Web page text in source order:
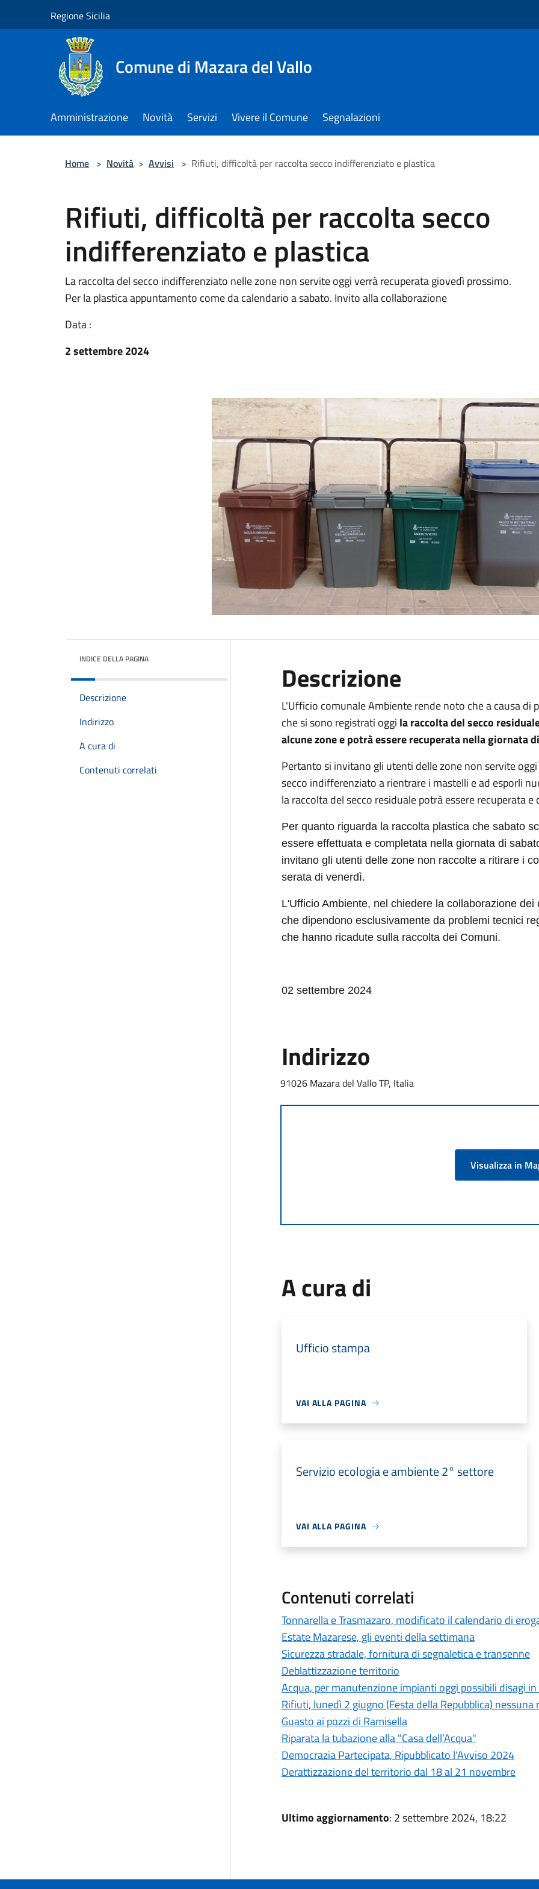
Regione Sicilia
Comune di Mazara del Vallo
Amministrazione Novità Servizi Vivere il Comune Segnalazioni
Home > Novità > Avvisi > Rifiuti, difficoltà per raccolta secco indifferenziato e plastica
Rifiuti, difficoltà per raccolta secco
indifferenziato e plastica
La raccolta del secco indifferenziato nelle zone non servite oggi verrà recuperata giovedì prossimo.
Per la plastica appuntamento come da calendario a sabato. Invito alla collaborazione
Data :
2 settembre 2024
INDICE DELLA PAGINA
Descrizione
Indirizzo
A cura di
Contenuti correlati
Descrizione
L'Ufficio comunale Ambiente rende noto che a causa
che si sono registrati oggi la raccolta del secco
alcune zone e potrà essere recuperata nella giornata
Pertanto si invitano gli utenti delle zone non servite
secco indifferenziato a rientrare i mastelli e ad esporli
la raccolta del secco residuale potrà essere recuperata
Per quanto riguarda la raccolta plastica che sabato
essere effettuata e completata nella giornata di
invitano gli utenti delle zone non raccolte a ritirare i
serata di venerdì.
L'Ufficio Ambiente, nel chiedere la collaborazione
che dipendono esclusivamente da problemi tecnici
che hanno ricadute sulla raccolta dei Comuni.
02 settembre 2024
Indirizzo
91026 Mazara del Vallo TP, Italia
Visualizza in
A cura di
Ufficio stampa
VAI ALLA PAGINA
Servizio ecologia e ambiente 2° settore
VAI ALLA PAGINA
Contenuti correlati
Tonnarella e Trasmazaro, modificato il calendario di
Estate Mazarese, gli eventi della settimana
Sicurezza stradale, fornitura di segnaletica e transenne
Deblattizzazione territorio
Acqua, per manutenzione impianti oggi possibili disagi
Rifiuti, lunedì 2 giugno (Festa della Repubblica) nessuna
Guasto ai pozzi di Ramisella
Riparata la tubazione alla "Casa dell’Acqua"
Democrazia Partecipata, Ripubblicato l'Avviso 2024
Derattizzazione del territorio dal 18 al 21 novembre
Ultimo aggiornamento: 2 settembre 2024, 18:22